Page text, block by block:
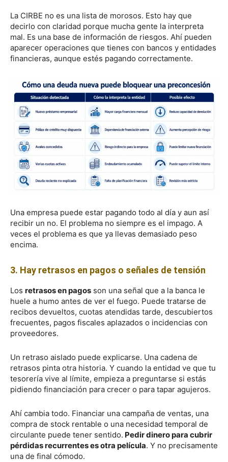
La CIRBE no es una lista de morosos. Esto hay que
decirlo con claridad porque mucha gente la interpreta
mal. Es una base de información de riesgos. Ahí pueden
aparecer operaciones que tienes con bancos y entidades
financieras, aunque estés pagando correctamente.
Una empresa puede estar pagando todo al día y aun así
recibir un no. El problema no siempre es el impago. A
veces el problema es que ya llevas demasiado peso
encima.
3. Hay retrasos en pagos o señales de tensión
Los retrasos en pagos son una señal que a la banca le
huele a humo antes de ver el fuego. Puede tratarse de
recibos devueltos, cuotas atendidas tarde, descubiertos
frecuentes, pagos fiscales aplazados o incidencias con
proveedores.
Un retraso aislado puede explicarse. Una cadena de
retrasos pinta otra historia. Y cuando la entidad ve que tu
tesorería vive al límite, empieza a preguntarse si estás
pidiendo financiación para crecer o para tapar agujeros.
Ahí cambia todo. Financiar una campaña de ventas, una
compra de stock rentable o una necesidad temporal de
circulante puede tener sentido. Pedir dinero para cubrir
pérdidas recurrentes es otra película. Y no precisamente
una de final cómodo.